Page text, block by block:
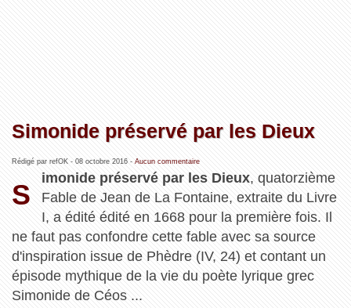
Simonide préservé par les Dieux
Rédigé par refOK - 08 octobre 2016- Aucun commentaire
S
imonide préservé par les Dieux, quatorzième
Fable de Jean de La Fontaine, extraite du Livre
I, a édité édité en 1668 pour la première fois. Il
ne faut pas confondre cette fable avec sa source
d'inspiration issue de Phèdre (IV, 24) et contant un
épisode mythique de la vie du poète lyrique grec
Simonide de Céos ...